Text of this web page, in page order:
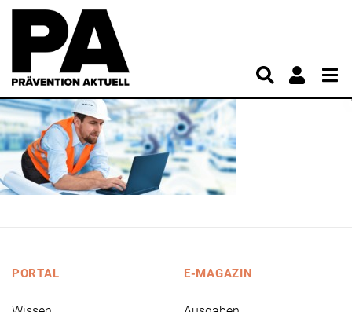
PORTAL E-MAGAZIN